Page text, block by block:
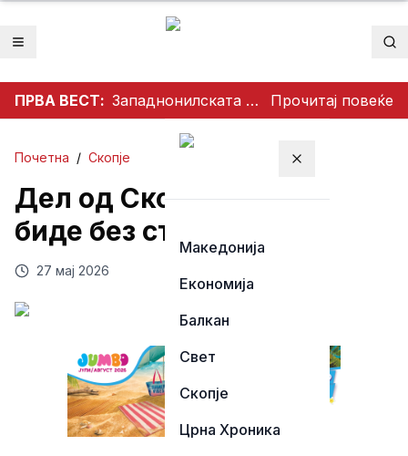
Отвори мени
ПРВА ВЕСТ: Западнонилската треска се шири во Скопје и Велес Прочитај повеќе
Затвори мени
Македонија
Економија
Балкан
Свет
Скопје
Црна Хроника
Почетна / Скопје
Дел од Скопје утре ќе
биде без струја
27 мај 2026